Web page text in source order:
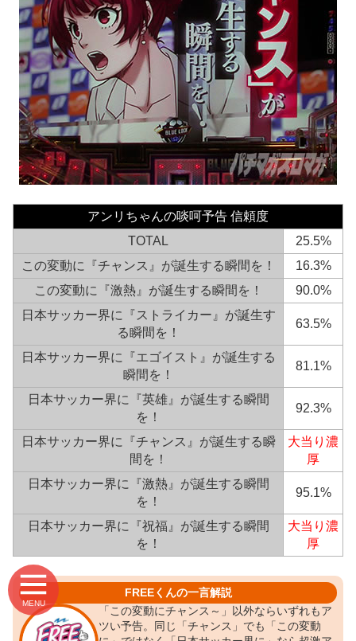
アンリちゃんの啖呵予告 信頼度
TOTAL
25.5%
この変動に『チャンス』が誕生する瞬間を！
16.3%
この変動に『激熱』が誕生する瞬間を！
90.0%
日本サッカー界に『ストライカー』が誕生す
る瞬間を！
63.5%
日本サッカー界に『エゴイスト』が誕生する
瞬間を！
81.1%
日本サッカー界に『英雄』が誕生する瞬間
を！
92.3%
日本サッカー界に『チャンス』が誕生する瞬
間を！
大当り濃
厚
日本サッカー界に『激熱』が誕生する瞬間
を！
95.1%
日本サッカー界に『祝福』が誕生する瞬間
を！
大当り濃
厚
FREEくんの一言解説
「この変動にチャンス～」以外ならいずれもア
ツい予告。同じ「チャンス」でも「この変動
MENU